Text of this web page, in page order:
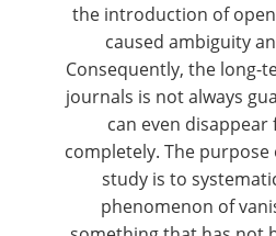
the introduction of open
caused ambiguity
Consequently, the long-
journals is not always
can even
completely. The
study is to
phenomenon of